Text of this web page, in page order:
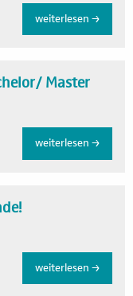
weiterlesen →
Master
weiterlesen →
weiterlesen →